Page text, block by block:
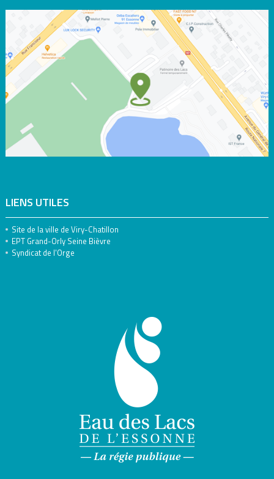
LIENS UTILES
Site de la ville de Viry-Chatillon
EPT Grand-Orly Seine Bièvre
Syndicat de l'Orge